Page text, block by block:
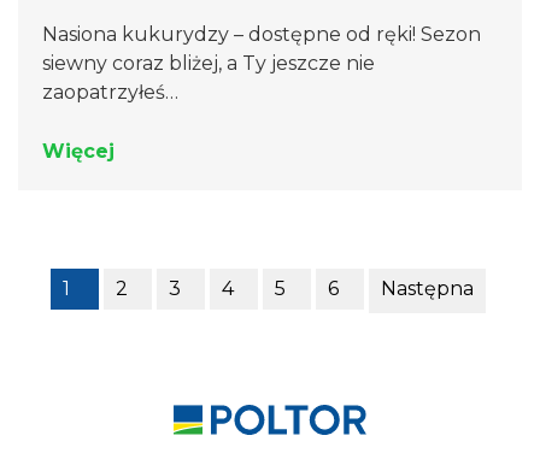
Nasiona kukurydzy – dostępne od ręki! Sezon
siewny coraz bliżej, a Ty jeszcze nie
zaopatrzyłeś…
Więcej
1 2 3 4 5 6 Następna